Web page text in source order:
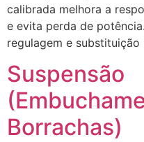
calibrada melhora a
e evita perda de
regulagem e substituição
Suspensão
Borrachas)